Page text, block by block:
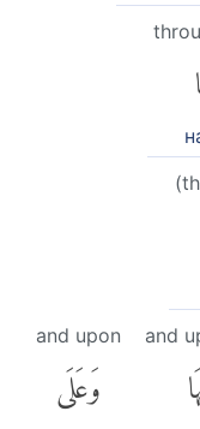
and
and upon
وَعَلَى